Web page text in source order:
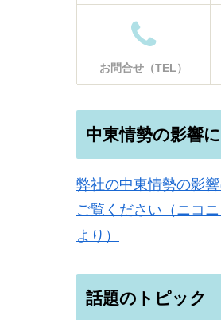
お問合せ（TEL）
中東情勢の影響
弊社の中東情勢の影
ご覧ください（ニコ
より）
話題のトピック